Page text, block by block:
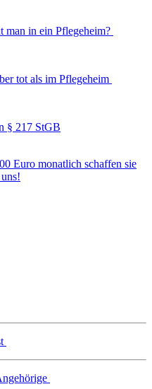
man in ein Pflegeheim?
tot als im Pflegeheim
§ 217 StGB
Euro monatlich schaffen sie